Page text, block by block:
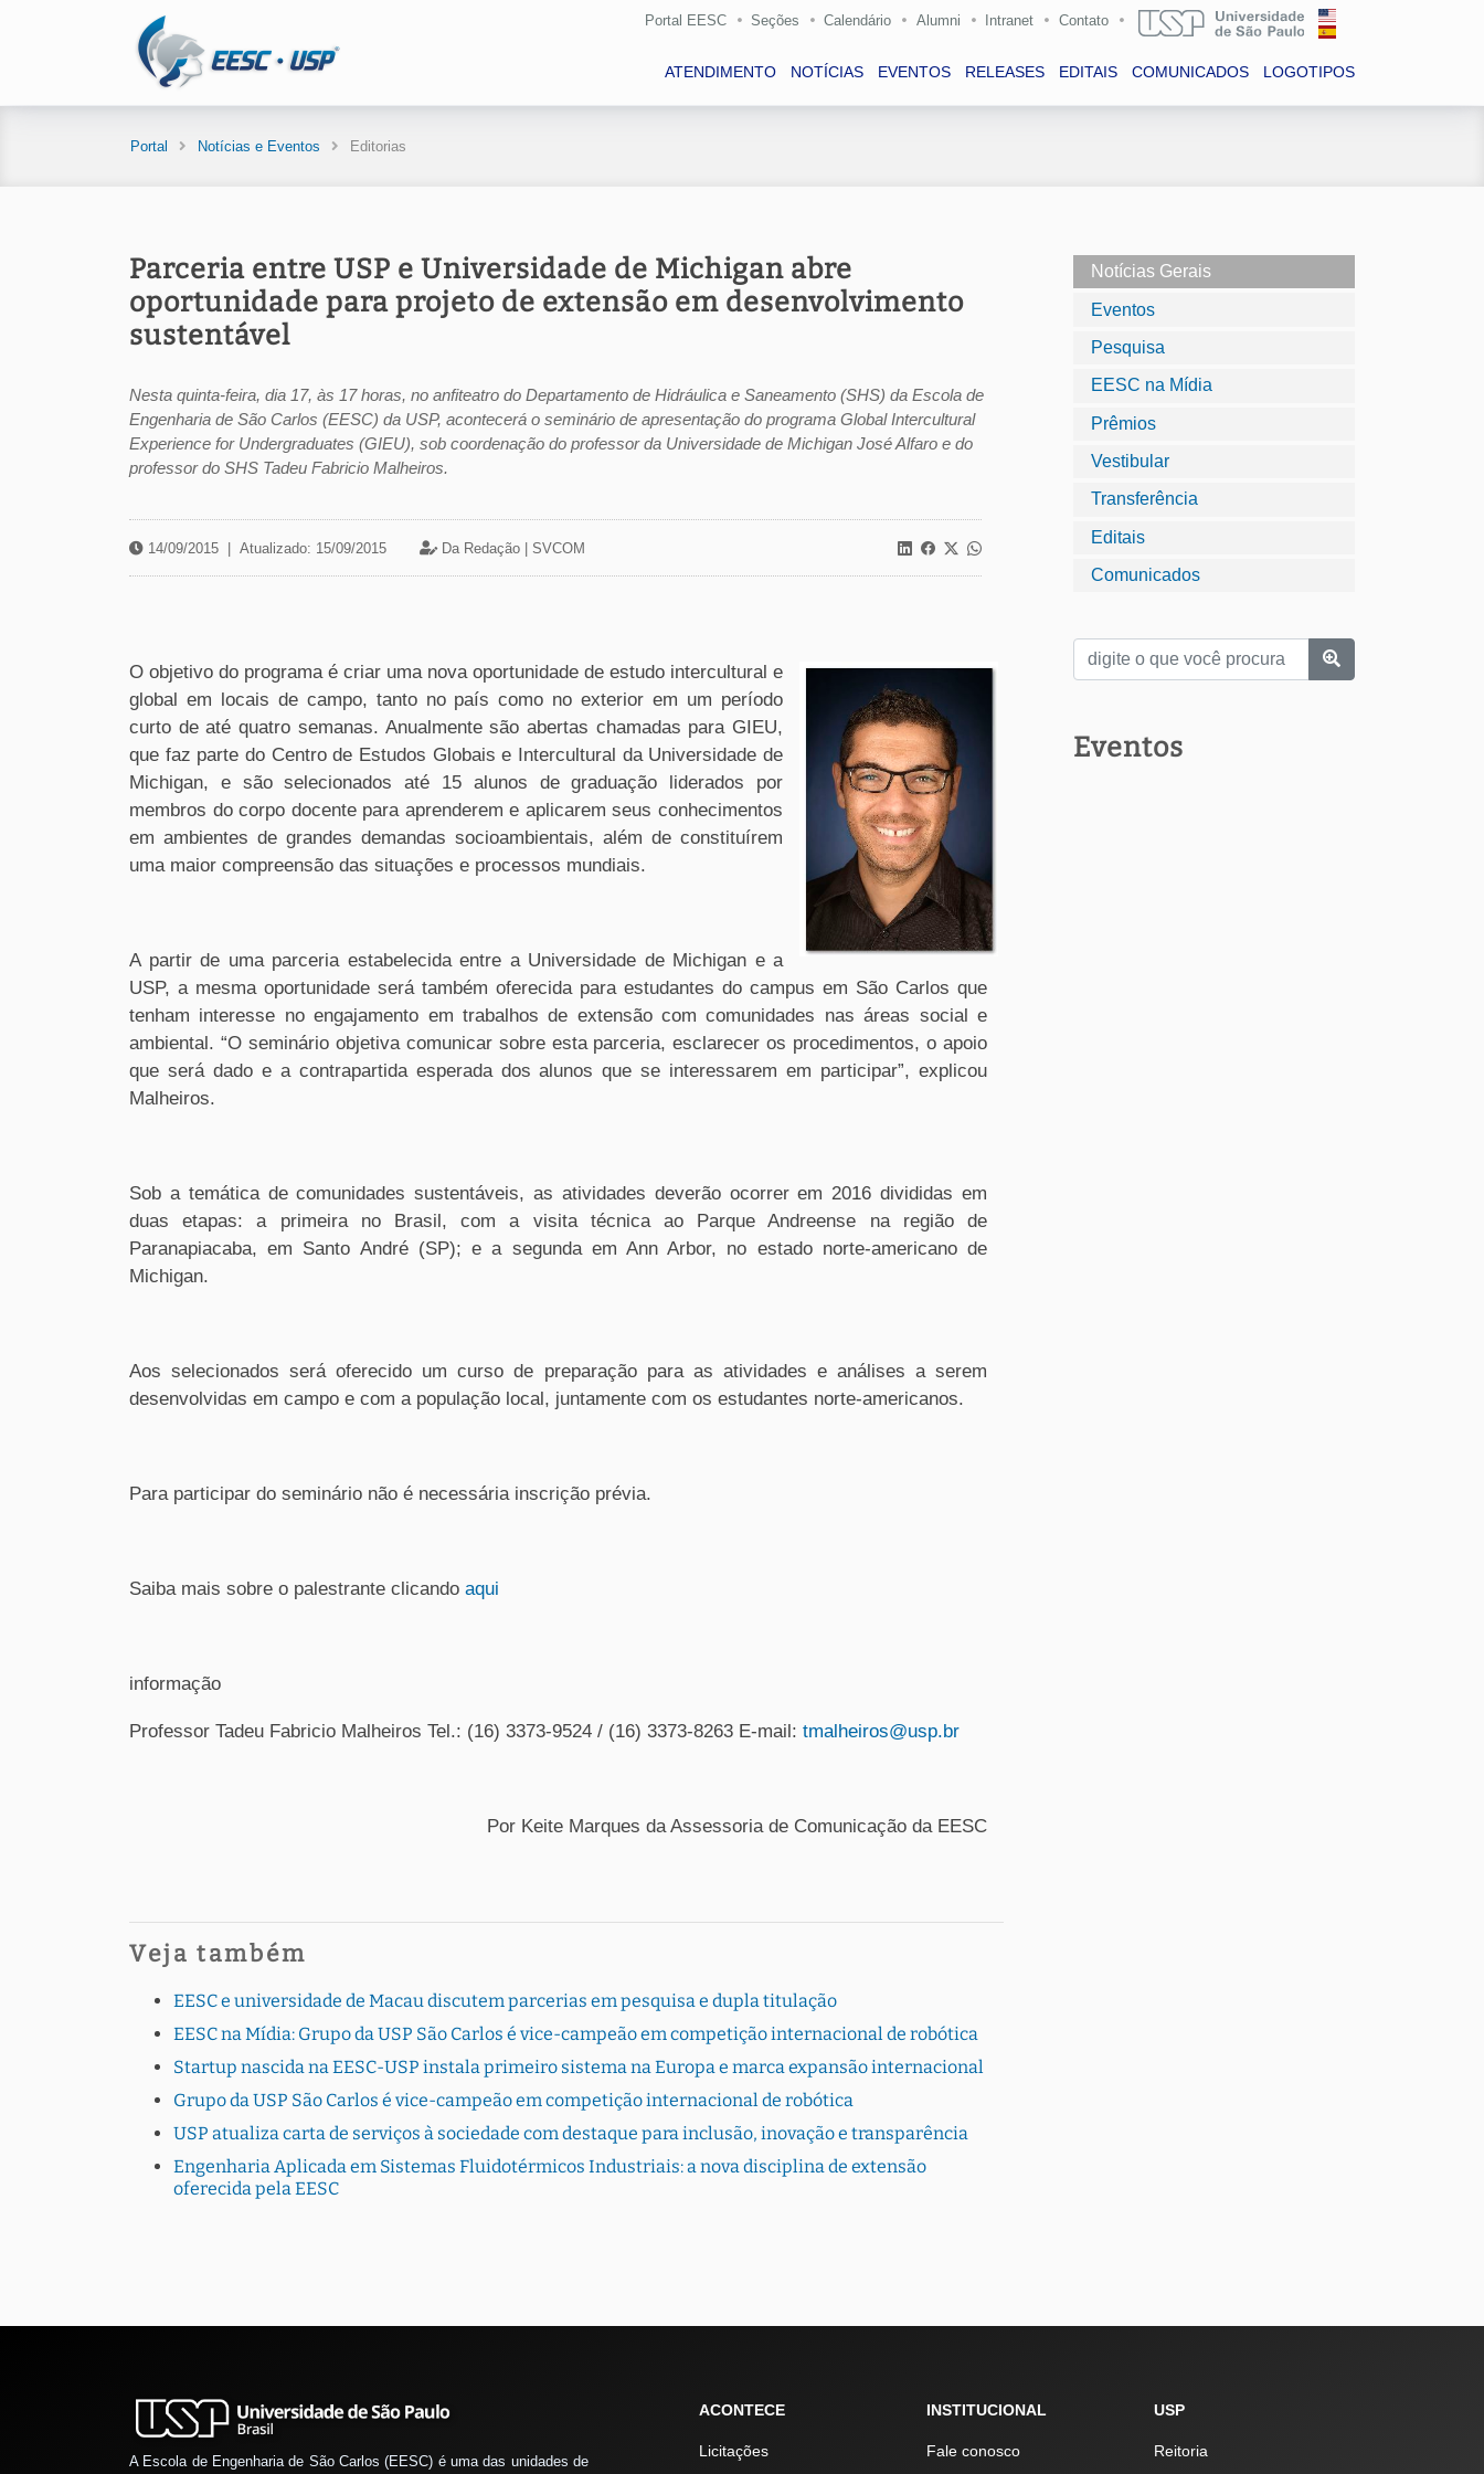
Portal EESC Seções Calendário Alumni Intranet Contato
ATENDIMENTO NOTÍCIAS EVENTOS RELEASES EDITAIS COMUNICADOS LOGOTIPOS
Portal Notícias e Eventos Editorias
Parceria entre USP e Universidade de Michigan abre
oportunidade para projeto de extensão em desenvolvimento
sustentável
Nesta quinta-feira, dia 17, às 17 horas, no anfiteatro do Departamento de Hidráulica e Saneamento (SHS) da Escola de
Engenharia de São Carlos (EESC) da USP, acontecerá o seminário de apresentação do programa Global Intercultural
Experience for Undergraduates (GIEU), sob coordenação do professor da Universidade de Michigan José Alfaro e do
professor do SHS Tadeu Fabricio Malheiros.
14/09/2015 Atualizado: 15/09/2015 Da Redação | SVCOM
O objetivo do programa é criar uma nova oportunidade de estudo intercultural e
global em locais de campo, tanto no país como no exterior em um período
curto de até quatro semanas. Anualmente são abertas chamadas para GIEU,
que faz parte do Centro de Estudos Globais e Intercultural da Universidade de
Michigan, e são selecionados até 15 alunos de graduação liderados por
membros do corpo docente para aprenderem e aplicarem seus conhecimentos
em ambientes de grandes demandas socioambientais, além de constituírem
uma maior compreensão das situações e processos mundiais.
A partir de uma parceria estabelecida entre a Universidade de Michigan e a
USP, a mesma oportunidade será também oferecida para estudantes do campus em São Carlos que
tenham interesse no engajamento em trabalhos de extensão com comunidades nas áreas social e
ambiental. “O seminário objetiva comunicar sobre esta parceria, esclarecer os procedimentos, o apoio
que será dado e a contrapartida esperada dos alunos que se interessarem em participar”, explicou
Malheiros.
Sob a temática de comunidades sustentáveis, as atividades deverão ocorrer em 2016 divididas em
duas etapas: a primeira no Brasil, com a visita técnica ao Parque Andreense na região de
Paranapiacaba, em Santo André (SP); e a segunda em Ann Arbor, no estado norte-americano de
Michigan.
Aos selecionados será oferecido um curso de preparação para as atividades e análises a serem
desenvolvidas em campo e com a população local, juntamente com os estudantes norte-americanos.
Para participar do seminário não é necessária inscrição prévia.
Saiba mais sobre o palestrante clicando aqui
informação
Professor Tadeu Fabricio Malheiros Tel.: (16) 3373-9524 / (16) 3373-8263 E-mail: tmalheiros@usp.br
Por Keite Marques da Assessoria de Comunicação da EESC
Veja também
EESC e universidade de Macau discutem parcerias em pesquisa e dupla titulação
EESC na Mídia: Grupo da USP São Carlos é vice-campeão em competição internacional de robótica
Startup nascida na EESC-USP instala primeiro sistema na Europa e marca expansão internacional
Grupo da USP São Carlos é vice-campeão em competição internacional de robótica
USP atualiza carta de serviços à sociedade com destaque para inclusão, inovação e transparência
Engenharia Aplicada em Sistemas Fluidotérmicos Industriais: a nova disciplina de extensão
oferecida pela EESC
Notícias Gerais
Eventos
Pesquisa
EESC na Mídia
Prêmios
Vestibular
Transferência
Editais
Comunicados
Eventos
A Escola de Engenharia de São Carlos (EESC) é uma das unidades de
ACONTECE
Licitações
INSTITUCIONAL
Fale conosco
USP
Reitoria